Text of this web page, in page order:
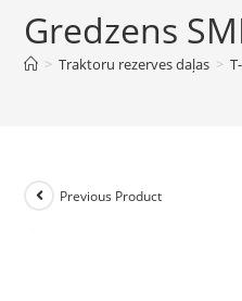
Gredzens
> Traktoru rezerves daļas >
Previous Product